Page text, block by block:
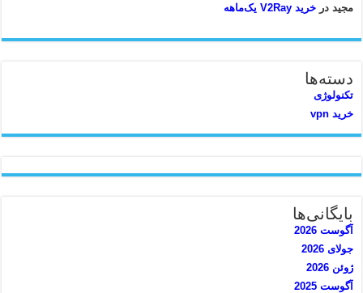
مجید درخرید V2Ray یک‌ماهه
دسته‌ها
تکنولوژی
خرید vpn
بایگانی‌ها
آگوست 2026
جولای 2026
ژوئن 2026
آگوست 2025